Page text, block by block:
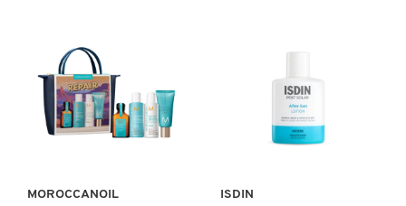
Ver más
MOROCCANOIL
Ver más
ISDIN